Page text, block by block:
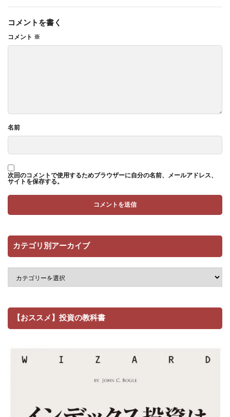
コメントを書く
コメント ※
名前
次回のコメントで使用するためブラウザーに自分の名前、メールアドレス、
サイトを保存する。
カテゴリ別アーカイブ
【おススメ】投資の教科書